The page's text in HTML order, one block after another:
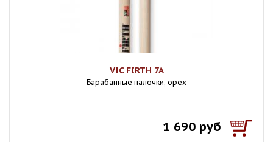
VIC FIRTH 7A
Барабанные палочки, орех
1 690 руб